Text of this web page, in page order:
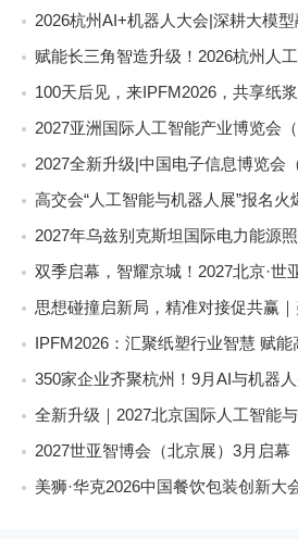
100天后见，来IPFM2026，共享纸
2027全新升级|中国电子信息博览会
2027年乌兹别克斯坦国际电力能源
双季启幕，智耀京城！2027北京·世
IPFM2026：汇聚纸塑行业智慧 赋能
350家企业齐聚杭州！9月AI与机器
全新升级｜2027北京国际人工智能
2027世亚智博会（北京展）3月启幕
美狮·华克2026中国餐饮包装创新大